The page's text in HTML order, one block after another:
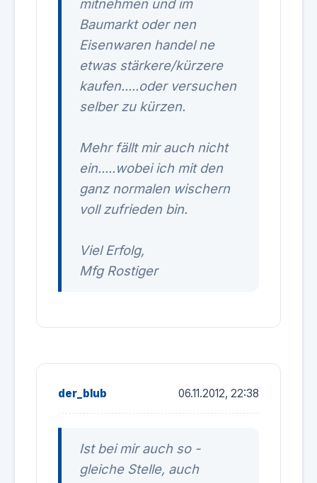
mitnehmen und im
Baumarkt oder nen
Eisenwaren handel ne
etwas stärkere/kürzere
kaufen.....oder versuchen
selber zu kürzen.
Mehr fällt mir auch nicht
ein.....wobei ich mit den
ganz normalen wischern
voll zufrieden bin.
Viel Erfolg,
Mfg Rostiger
der_blub 06.11.2012, 22:38
Ist bei mir auch so -
gleiche Stelle, auch